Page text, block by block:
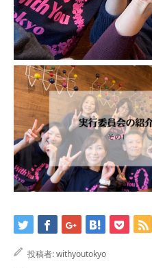
投稿者:withyoutokyo
実行委員
全国のWithYou
WithYou News
BLOG